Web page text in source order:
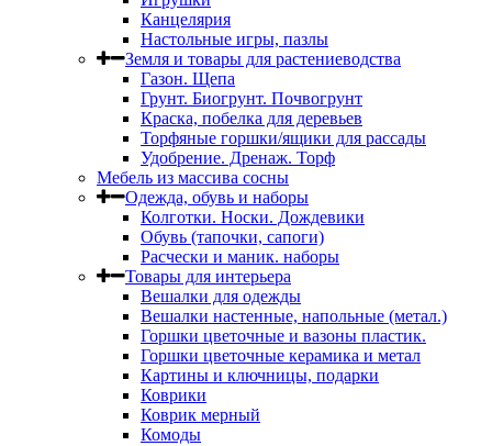
Канцелярия
Настольные игры, пазлы
Земля и товары для растениеводства
Газон. Щепа
Грунт. Биогрунт. Почвогрунт
Краска, побелка для деревьев
Торфяные горшки/ящики для рассады
Удобрение. Дренаж. Торф
Мебель из массива сосны
Одежда, обувь и наборы
Колготки. Носки. Дождевики
Обувь (тапочки, сапоги)
Расчески и маник. наборы
Товары для интерьера
Вешалки для одежды
Вешалки настенные, напольные (метал.)
Горшки цветочные и вазоны пластик.
Горшки цветочные керамика и метал
Картины и ключницы, подарки
Коврики
Коврик мерный
Комоды